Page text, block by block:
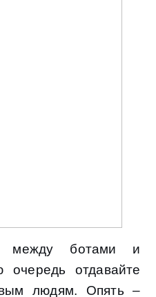
между ботами и
отдавайте
людям. Опять –